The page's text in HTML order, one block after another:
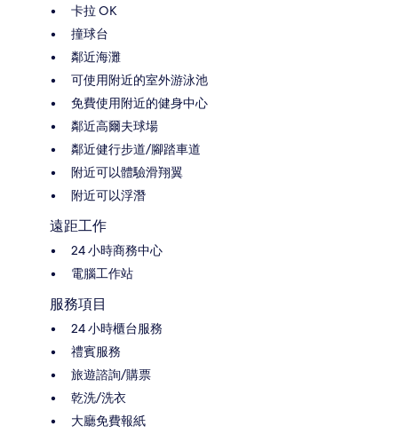
卡拉 OK
撞球台
鄰近海灘
可使用附近的室外游泳池
免費使用附近的健身中心
鄰近高爾夫球場
鄰近健行步道/腳踏車道
附近可以體驗滑翔翼
附近可以浮潛
遠距工作
24 小時商務中心
電腦工作站
服務項目
24 小時櫃台服務
禮賓服務
旅遊諮詢/購票
乾洗/洗衣
大廳免費報紙